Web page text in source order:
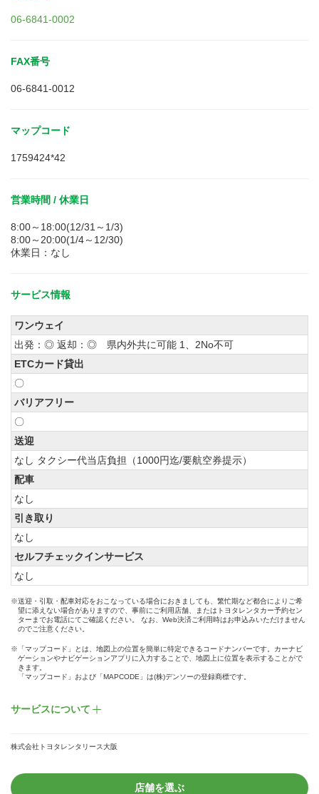
06-6841-0002
FAX番号
06-6841-0012
マップコード
1759424*42
営業時間 / 休業日
8:00～18:00(12/31～1/3)
8:00～20:00(1/4～12/30)
休業日：なし
サービス情報
ワンウェイ
出発：◎ 返却：◎ 県内外共に可能 1、2No不可
ETCカード貸出
〇
バリアフリー
〇
送迎
なし タクシー代当店負担（1000円迄/要航空券提示）
配車
なし
引き取り
なし
セルフチェックインサービス
なし
※送迎・引取・配車対応をおこなっている場合におきましても、繁忙期など都合によりご希
望に添えない場合がありますので、事前にご利用店舗、またはトヨタレンタカー予約セン
ターまでお電話にてご確認ください。 なお、Web決済ご利用時はお申込みいただけません
のでご注意ください。
※「マップコード」とは、地図上の位置を簡単に特定できるコードナンバーです。カーナビ
ゲーションやナビゲーションアプリに入力することで、地図上に位置を表示することがで
きます。
「マップコード」および「MAPCODE」は(株)デンソーの登録商標です。
サービスについて
株式会社トヨタレンタリース大阪
店舗を選ぶ